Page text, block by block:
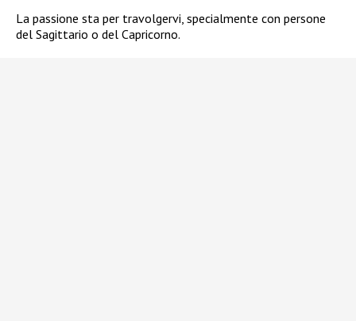
La passione sta per travolgervi, specialmente con persone
del Sagittario o del Capricorno.